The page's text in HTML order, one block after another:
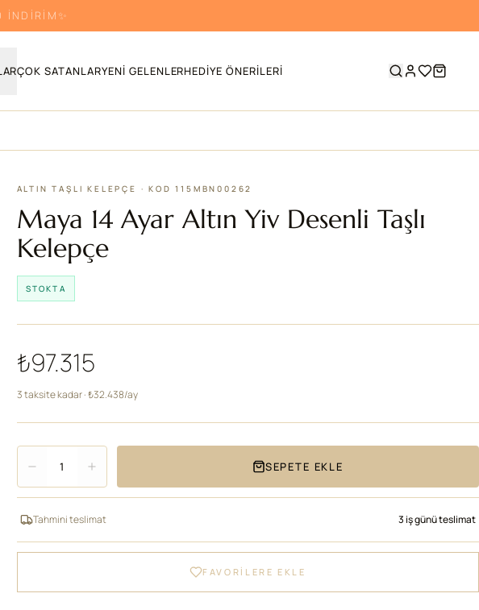
İNDİRİM!
ÇOK SATANLARYENI GELENLERHEDIYE ÖNERILERI
ALTIN TAŞLI KELEPÇE · KOD 115MBN00262
Maya 14 Ayar Altın Yiv Desenli Taşlı
Kelepçe
STOKTA
₺97.315
3 taksite kadar · ₺32.438/ay
1 SEPETE EKLE
Tahmini teslimat 3 iş günü teslimat
FAVORİLERE EKLE